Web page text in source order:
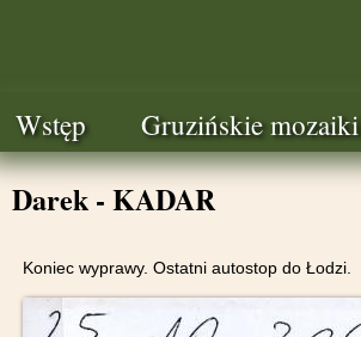
Wstęp Gruzińskie mozaiki
Darek - KADAR
Koniec wyprawy. Ostatni autostop do Łodzi.